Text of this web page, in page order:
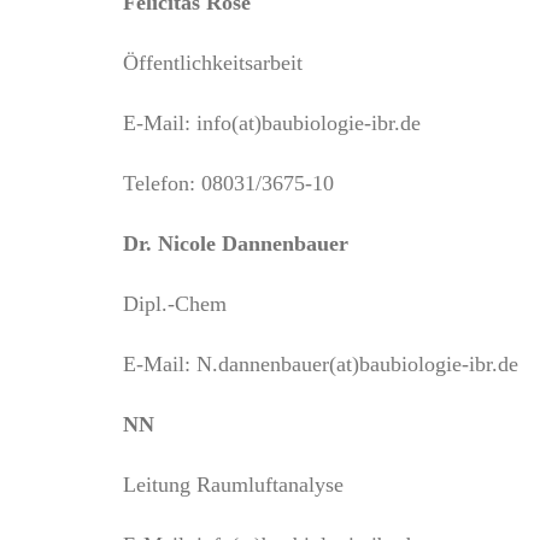
Öffentlichkeitsarbeit
E-Mail: info(at)baubiologie-ibr.de
Telefon: 08031/3675-10
Dr. Nicole Dannenbauer
Dipl.-Chem
E-Mail: N.dannenbauer(at)baubiologie-ibr.de
NN
Leitung Raumluftanalyse